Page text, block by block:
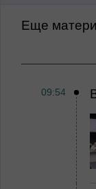
Еще
09:54